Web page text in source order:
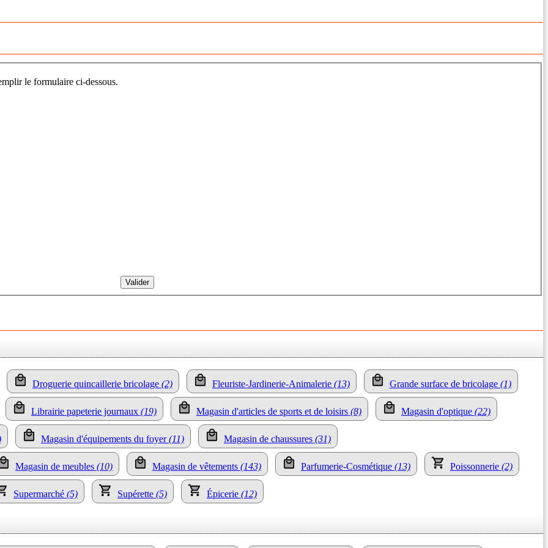
le formulaire ci-dessous.
Droguerie quincaillerie bricolage (2) Fleuriste-Jardinerie-Animalerie (13) Grande surface de bricolage (1)
Librairie papeterie journaux (19) Magasin d'articles de sports et de loisirs (8) Magasin d'optique (22)
Magasin d'équipements du foyer(11) Magasin de chaussures (31)
Magasin de meubles (10) Magasin de vêtements (143) Parfumerie-Cosmétique (13) Poissonnerie (2)
Supermarché (5) Supérette (5) Épicerie (12)